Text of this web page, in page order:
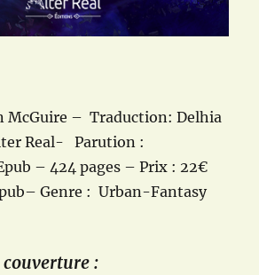
McGuire – Traduction: Delhia
Real- Parution :
– 424 pages – Prix : 22€
Genre : Urban-Fantasy
: